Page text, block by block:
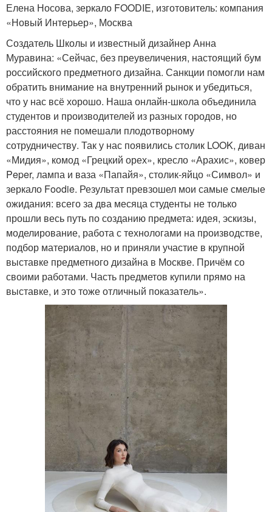
Елена Носова, зеркало FOODIE, изготовитель: компания
«Новый Интерьер», Москва
Создатель Школы и известный дизайнер Анна
Муравина: «Сейчас, без преувеличения, настоящий бум
российского предметного дизайна. Санкции помогли нам
обратить внимание на внутренний рынок и убедиться,
что у нас всё хорошо. Наша онлайн-школа объединила
студентов и производителей из разных городов, но
расстояния не помешали плодотворному
сотрудничеству. Так у нас появились столик LOOK, диван
«Мидия», комод «Грецкий орех», кресло «Арахис», ковер
Peper, лампа и ваза «Папайя», столик-яйцо «Символ» и
зеркало Foodie. Результат превзошел мои самые смелые
ожидания: всего за два месяца студенты не только
прошли весь путь по созданию предмета: идея, эскизы,
моделирование, работа с технологами на производстве,
подбор материалов, но и приняли участие в крупной
выставке предметного дизайна в Москве. Причём со
своими работами. Часть предметов купили прямо на
выставке, и это тоже отличный показатель».